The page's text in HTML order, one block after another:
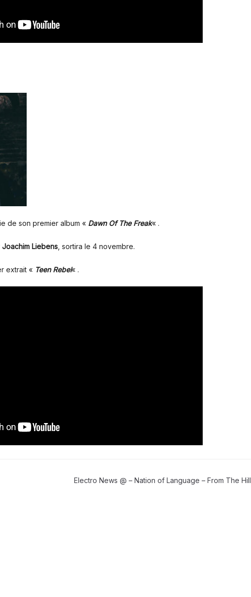
de son premier album « Dawn Of The Freak« .
Joachim Liebens , sortira le 4 novembre.
extrait « Teen Rebel« .
Electro News @ – Nation of Language – From The Hill